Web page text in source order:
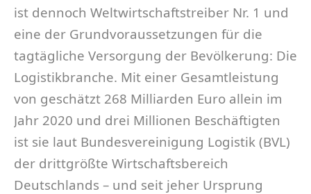
ist dennoch Weltwirtschaftstreiber Nr. 1 und
eine der Grundvoraussetzungen für die
tagtägliche Versorgung der Bevölkerung: Die
Logistikbranche. Mit einer Gesamtleistung
von geschätzt 268 Milliarden Euro allein im
Jahr 2020 und drei Millionen Beschäftigten
ist sie laut Bundesvereinigung Logistik (BVL)
der drittgrößte Wirtschaftsbereich
Deutschlands – und seit jeher Ursprung